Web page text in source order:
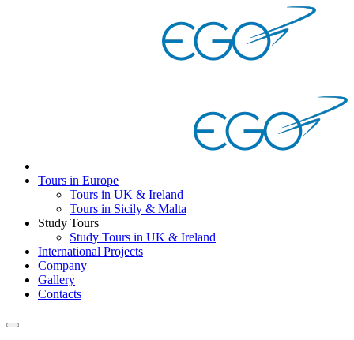
Tours in Europe
Tours in UK & Ireland
Tours in Sicily & Malta
Study Tours
Study Tours in UK & Ireland
International Projects
Company
Gallery
Contacts